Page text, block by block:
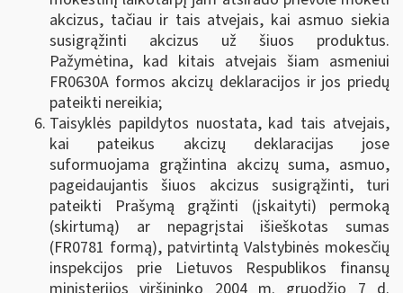
akcizus, tačiau ir tais atvejais, kai asmuo siekia
susigrąžinti akcizus už šiuos produktus.
Pažymėtina, kad kitais atvejais šiam asmeniui
FR0630A formos akcizų deklaracijos ir jos priedų
pateikti nereikia;
Taisyklės papildytos nuostata, kad tais atvejais,
kai pateikus akcizų deklaracijas jose
suformuojama grąžintina akcizų suma, asmuo,
pageidaujantis šiuos akcizus susigrąžinti, turi
pateikti Prašymą grąžinti (įskaityti) permoką
(skirtumą) ar nepagrįstai išieškotas sumas
(FR0781 formą), patvirtintą Valstybinės mokesčių
inspekcijos prie Lietuvos Respublikos finansų
ministerijos viršininko 2004 m. gruodžio 7 d.